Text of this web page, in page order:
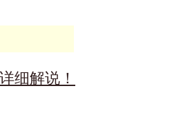
细解说！